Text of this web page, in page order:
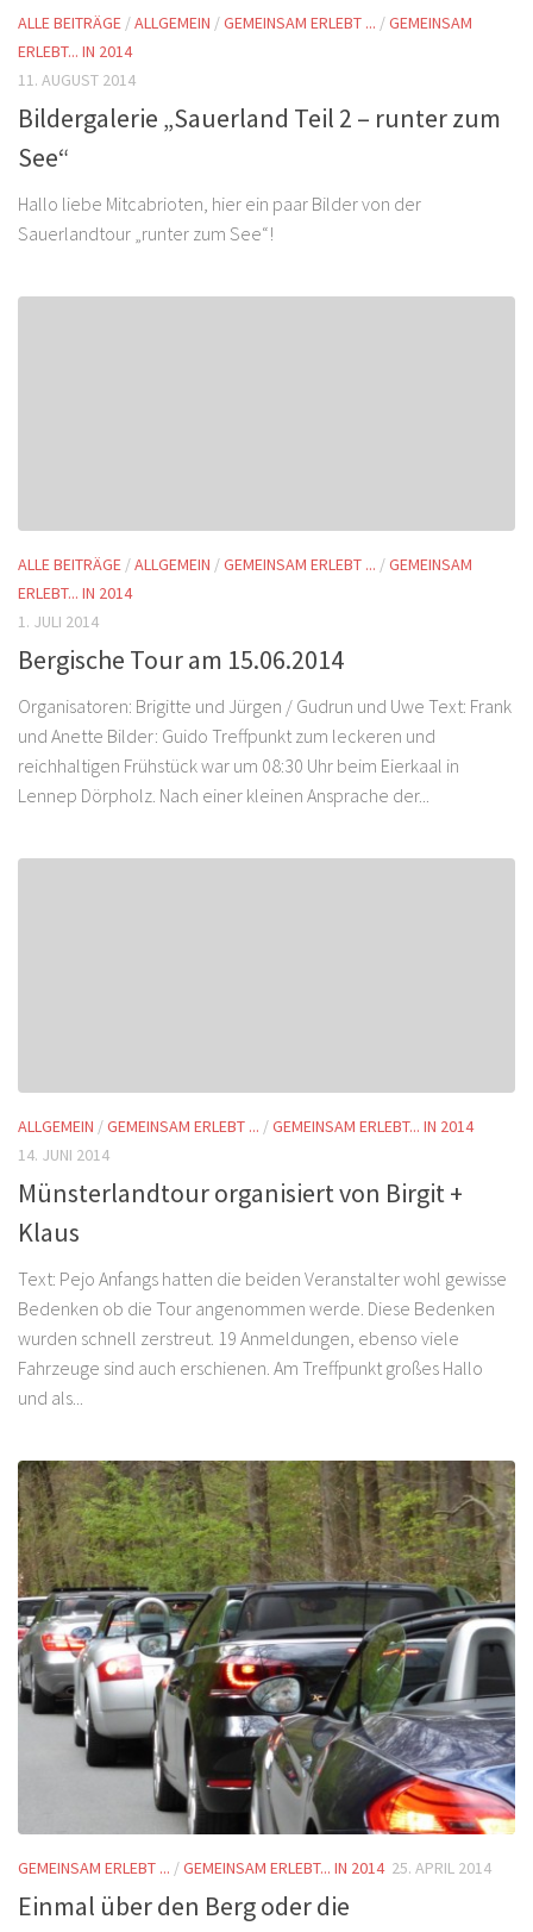
ALLE BEITRÄGE /ALLGEMEIN /GEMEINSAM ERLEBT ... /GEMEINSAM
ERLEBT... IN 2014
11. AUGUST 2014
Bildergalerie „Sauerland Teil 2 – runter zum
See“
Hallo liebe Mitcabrioten, hier ein paar Bilder von der
Sauerlandtour „runter zum See“!
ALLE BEITRÄGE /ALLGEMEIN /GEMEINSAM ERLEBT ... /GEMEINSAM
ERLEBT... IN 2014
1. JULI 2014
Bergische Tour am 15.06.2014
Organisatoren: Brigitte und Jürgen / Gudrun und Uwe Text: Frank
und Anette Bilder: Guido Treffpunkt zum leckeren und
reichhaltigen Frühstück war um 08:30 Uhr beim Eierkaal in
Lennep Dörpholz. Nach einer kleinen Ansprache der...
ALLGEMEIN /GEMEINSAM ERLEBT ... /GEMEINSAM ERLEBT... IN 2014
14. JUNI 2014
Münsterlandtour organisiert von Birgit +
Klaus
Text: Pejo Anfangs hatten die beiden Veranstalter wohl gewisse
Bedenken ob die Tour angenommen werde. Diese Bedenken
wurden schnell zerstreut. 19 Anmeldungen, ebenso viele
Fahrzeuge sind auch erschienen. Am Treffpunkt großes Hallo
und als...
GEMEINSAM ERLEBT ... /GEMEINSAM ERLEBT... IN 2014 25. APRIL 2014
Einmal über den Berg oder die